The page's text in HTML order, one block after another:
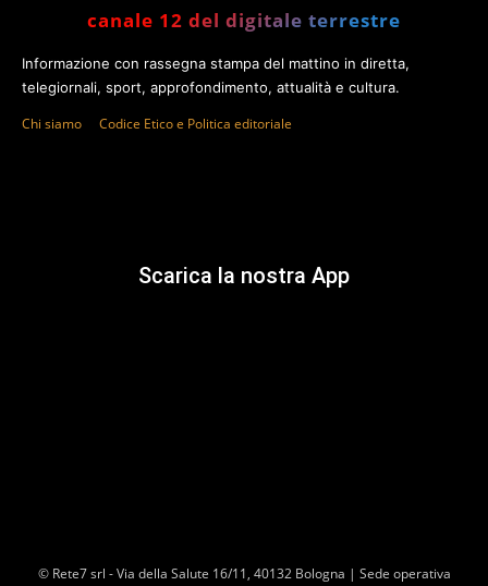
canale 12 del digitale terrestre
Informazione con rassegna stampa del mattino in diretta,
telegiornali, sport, approfondimento, attualità e cultura.
Chi siamo Codice Etico e Politica editoriale
Scarica la nostra App
© Rete7 srl - Via della Salute 16/11, 40132 Bologna | Sede operativa